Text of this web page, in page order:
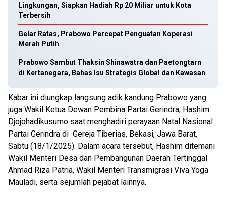
Lingkungan, Siapkan Hadiah Rp 20 Miliar untuk Kota
Terbersih
Gelar Ratas, Prabowo Percepat Penguatan Koperasi
Merah Putih
Prabowo Sambut Thaksin Shinawatra dan Paetongtarn
di Kertanegara, Bahas Isu Strategis Global dan Kawasan
Kabar ini diungkap langsung adik kandung Prabowo yang
juga Wakil Ketua Dewan Pembina Partai Gerindra, Hashim
Djojohadikusumo saat menghadiri perayaan Natal Nasional
Partai Gerindra di Gereja Tiberias, Bekasi, Jawa Barat,
Sabtu (18/1/2025). Dalam acara tersebut, Hashim ditemani
Wakil Menteri Desa dan Pembangunan Daerah Tertinggal
Ahmad Riza Patria, Wakil Menteri Transmigrasi Viva Yoga
Mauladi, serta sejumlah pejabat lainnya.